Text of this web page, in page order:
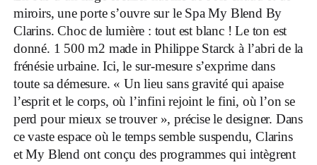
miroirs, une porte s’ouvre sur le Spa My Blend By
Clarins. Choc de lumière : tout est blanc ! Le ton est
donné. 1 500 m2 made in Philippe Starck à l’abri de la
frénésie urbaine. Ici, le sur-mesure s’exprime dans
toute sa démesure. « Un lieu sans gravité qui apaise
l’esprit et le corps, où l’infini rejoint le fini, où l’on se
perd pour mieux se trouver », précise le designer. Dans
ce vaste espace où le temps semble suspendu, Clarins
et My Blend ont conçu des programmes qui intègrent